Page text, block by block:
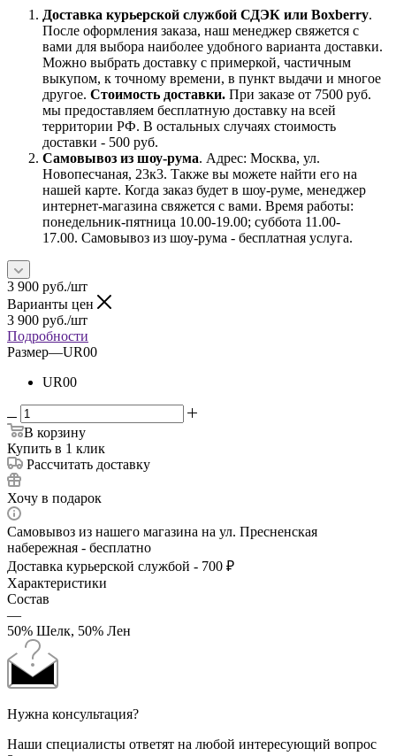
Доставка курьерской службой СДЭК или Boxberry.
После оформления заказа, наш менеджер свяжется с
вами для выбора наиболее удобного варианта доставки.
Можно выбрать доставку с примеркой, частичным
выкупом, к точному времени, в пункт выдачи и многое
другое. Стоимость доставки. При заказе от 7500 руб.
мы предоставляем бесплатную доставку на всей
территории РФ. В остальных случаях стоимость
доставки - 500 руб.
Самовывоз из шоу-рума. Адрес: Москва, ул.
Новопесчаная, 23к3. Также вы можете найти его на
нашей карте. Когда заказ будет в шоу-руме, менеджер
интернет-магазина свяжется с вами. Время работы:
понедельник-пятница 10.00-19.00; суббота 11.00-
17.00. Самовывоз из шоу-рума - бесплатная услуга.
3 900 руб./шт
Варианты цен
3 900 руб./шт
Подробности
Размер—UR00
UR00
В корзину
Купить в 1 клик
Рассчитать доставку
Хочу в подарок
Самовывоз из нашего магазина на ул. Пресненская
набережная - бесплатно
Доставка курьерской службой - 700 ₽
Характеристики
Состав
—
50% Шелк, 50% Лен
Нужна консультация?
Наши специалисты ответят на любой интересующий вопрос